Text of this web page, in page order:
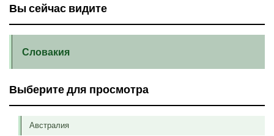
Вы сейчас видите
Словакия
Выберите для просмотра
Австралия